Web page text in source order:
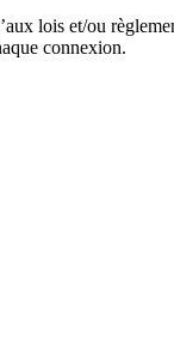
lois et/ou
connexion.